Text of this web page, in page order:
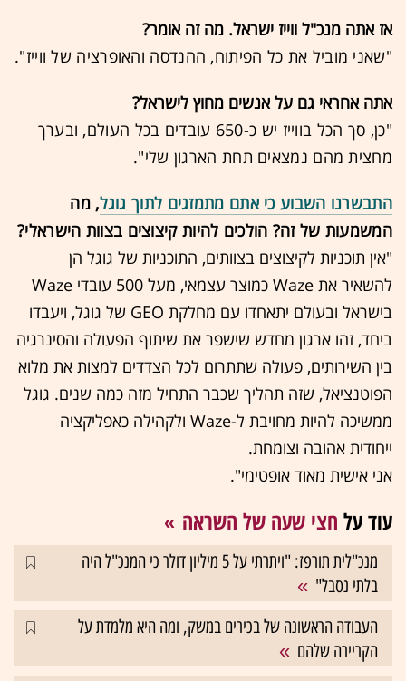
אז אתה מנכ"ל ווייז ישראל. מה זה אומר?
"שאני מוביל את כל הפיתוח, ההנדסה והאופרציה של ווייז".
אתה אחראי גם על אנשים מחוץ לישראל?
"כן, סך הכל בווייז יש כ-650 עובדים בכל העולם, ובערך
מחצית מהם נמצאים תחת הארגון שלי".
התבשרנו השבוע כי אתם מתמזגים לתוך גוגל, מה
המשמעות של זה? הולכים להיות קיצוצים בצוות הישראלי?
"אין תוכניות לקיצוצים בצוותים, התוכניות של גוגל הן
להשאיר את Waze כמוצר עצמאי, מעל 500 עובדי Waze
בישראל ובעולם יתאחדו עם מחלקת GEO של גוגל, ויעבדו
ביחד, זהו ארגון מחדש שישפר את שיתוף הפעולה והסינרגיה
בין השירותים, פעולה שתתרום לכל הצדדים למצות את מלוא
הפוטנציאל, שזה תהליך שכבר התחיל מזה כמה שנים. גוגל
ממשיכה להיות מחויבת ל-Waze ולקהילה כאפליקציה
ייחודית אהובה וצומחת.
אני אישית מאוד אופטימי".
עוד על חצי שעה של השראה
מנכ"לית תורפז: "ויתרתי על 5 מיליון דולר כי המנכ"ל היה
בלתי נסבל"
העבודה הראשונה של בכירים במשק, ומה היא מלמדת על
הקריירה שלהם